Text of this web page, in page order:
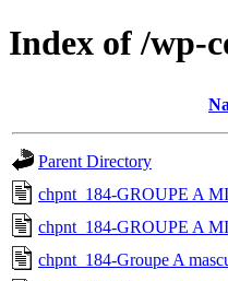
Index of /wp-
Parent Directory
chpnt_184-GROUPE A
chpnt_184-GROUPE A
chpnt_184-Groupe A